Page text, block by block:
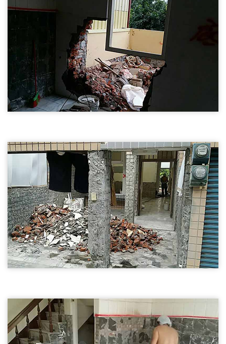
打石工程
五結鄉打石工程-牆面拆除
打石工程
五結鄉打石工程-牆面拆除
打石工程